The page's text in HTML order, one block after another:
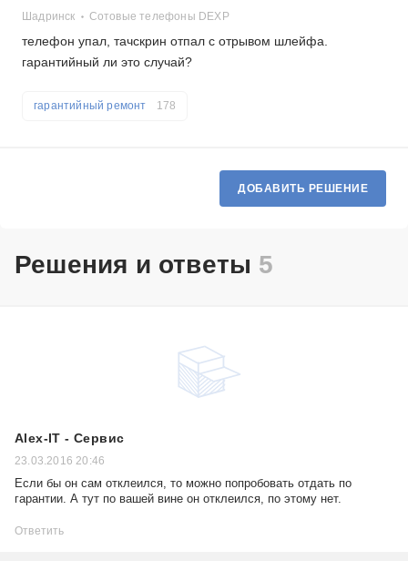
Шадринск Сотовые телефоны DEXP
телефон упал, тачскрин отпал с отрывом шлейфа.
гарантийный ли это случай?
гарантийный ремонт 178
ДОБАВИТЬ РЕШЕНИЕ
Решения и ответы 5
Alex-IT - Сервис
23.03.2016 20:46
Если бы он сам отклеился, то можно попробовать отдать по
гарантии. А тут по вашей вине он отклеился, по этому нет.
Ответить